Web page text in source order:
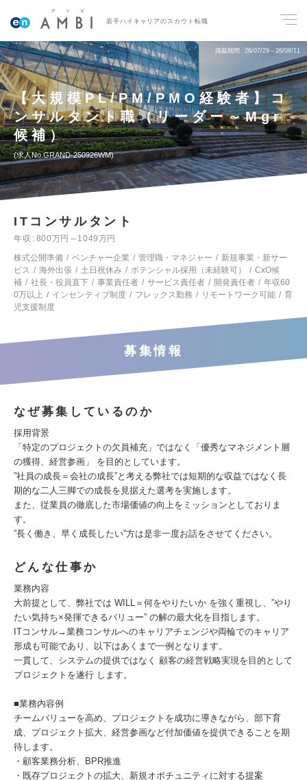
若手ハイキャリアのスカウト転職
掲載期間 26/07/29～26/08/11
【大規模PL/PM/PMO経験者】コ
ンサルタント職（リーダー～Mgr
候補）
求人No.GRAND-250926WM
ITコンサルタント
年収
800万円～1049万円
株式公開準備
ベンチャー企業 管理職・マネジャー
新規事業・新サー
ビス
海外出張 土日祝休み ポテンシャル採用（未経験可）
CxO候
補
社長・役員直下 事業責任者 サービス責任者 開発責任者
年収60
0万以上
インセンティブ制度 フレックス勤務 リモートワーク可能
育
児支援制度
募集情報
なぜ募集しているのか
採用背景
「特定のプロジェクトの欠員補充」ではなく「優秀なマネジメント層
の獲得、経営参画」 を目的としています。
”社員の成長＝会社の成長”と考える弊社では短期的な収益ではなく長
期的な二人三脚での成長を見据えた選考を実施します。
また、従業員の徹底した市場価値の向上をミッションとしておりま
す。
”長く働き、早く成長したい”方は是非一度お話をさせてください。
どんな仕事か
業務内容
大前提として、弊社では WILL＝何をやりたいか を強く重視し、”やり
たい気持ち×発揮できるバリュー” の解の最大化を目指します。
ITコンサル→業務コンサルへのキャリアチェンジや両輪でのキャリア
形成も可能であり、以下はあくまで一例となります。
一貫して、システムの提供ではなく 顧客の経営戦略実現を目的として
プロジェクトを遂行 します。
■業務内容例
チームバリューを高め、プロジェクトを成功に導きながら、部下育
成、プロジェクト拡大、経営参画など付加価値を提供できることを期
待します。
・顧客業務分析、BPR推進
・既存プロジェクトの拡大、新規オポチュニティに対する提案